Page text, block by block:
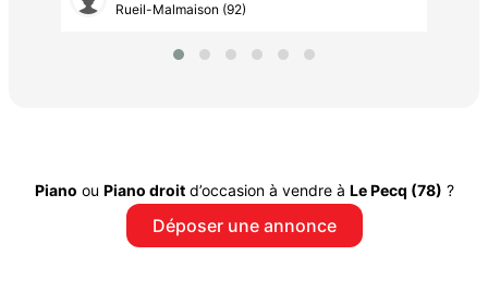
Rueil-Malmaison (92)
Piano ou Piano droitd’occasion à vendre à Le Pecq (78) ?
Déposer une annonce